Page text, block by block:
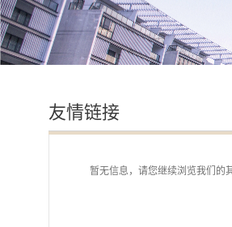
友情链接
暂无信息，请您继续浏览我们的